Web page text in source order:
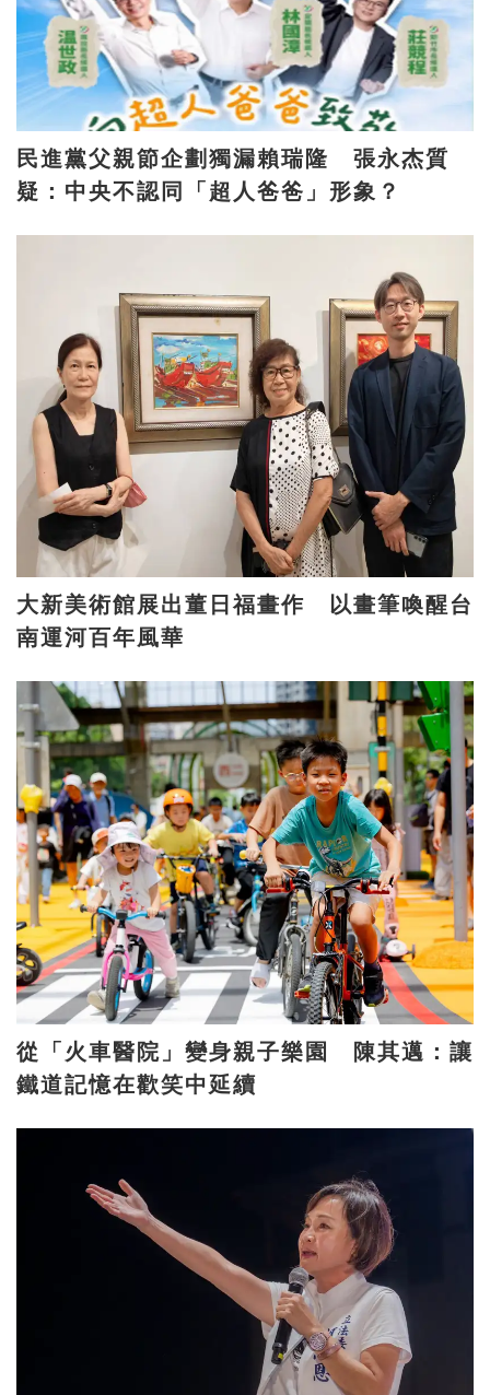
民進黨父親節企劃獨漏賴瑞隆 張永杰質
疑：中央不認同「超人爸爸」形象？
大新美術館展出董日福畫作 以畫筆喚醒台
南運河百年風華
從「火車醫院」變身親子樂園 陳其邁：讓
鐵道記憶在歡笑中延續